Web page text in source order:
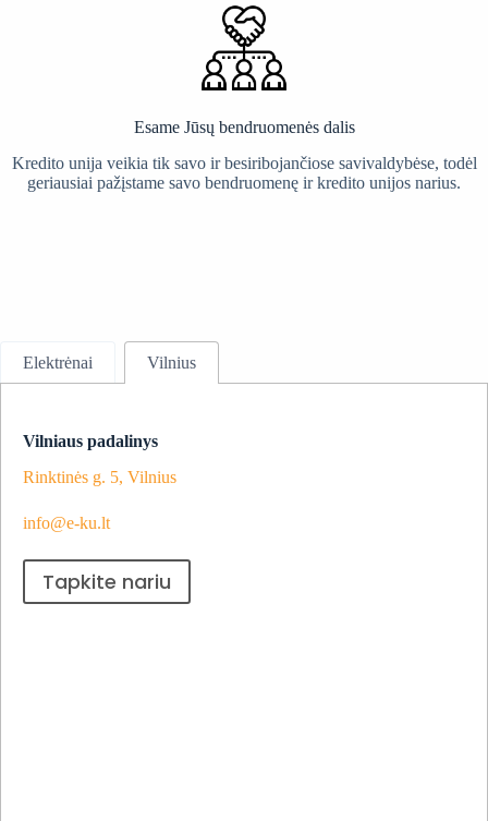
Esame Jūsų bendruomenės dalis
Kredito unija veikia tik savo ir besiribojančiose savivaldybėse, todėl
geriausiai pažįstame savo bendruomenę ir kredito unijos narius.
Elektrėnai Vilnius
Vilniaus padalinys
Rinktinės g. 5, Vilnius
info@e-ku.lt
Tapkite nariu